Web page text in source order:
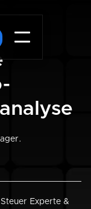
Experte &